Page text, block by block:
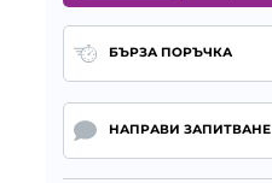
БЪРЗА ПОРЪЧКА
НАПРАВИ ЗАПИТВАНЕ